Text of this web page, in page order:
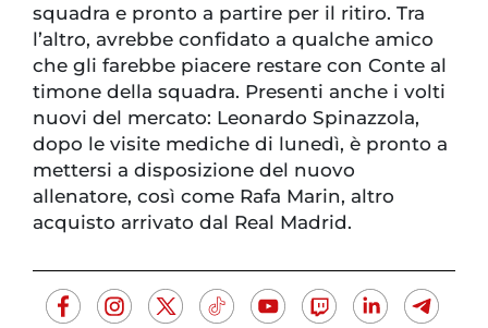
squadra e pronto a partire per il ritiro. Tra
l’altro, avrebbe confidato a qualche amico
che gli farebbe piacere restare con Conte al
timone della squadra. Presenti anche i volti
nuovi del mercato: Leonardo Spinazzola,
dopo le visite mediche di lunedì, è pronto a
mettersi a disposizione del nuovo
allenatore, così come Rafa Marin, altro
acquisto arrivato dal Real Madrid.